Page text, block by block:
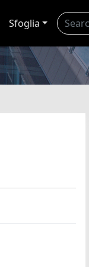
Sfoglia